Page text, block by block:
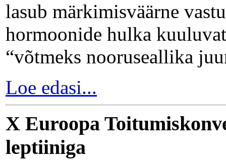
lasub märkimisväärne
hormoonide hulka
“võtmeks nooruseallika
Loe edasi...
X Euroopa
leptiiniga